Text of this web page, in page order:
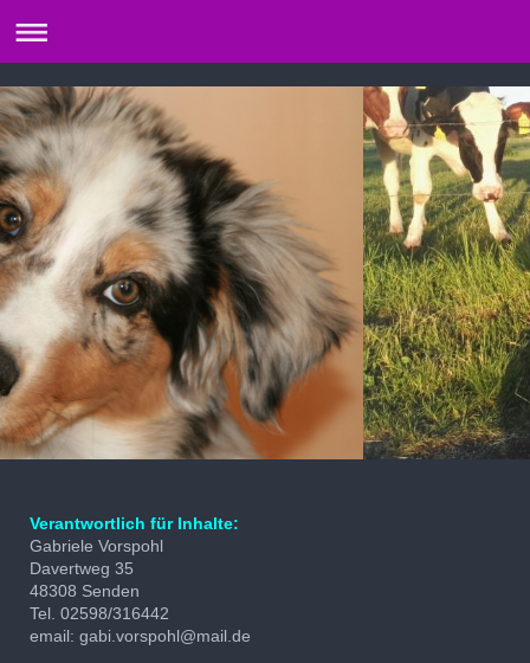
Verantwortlich für Inhalte:
Gabriele Vorspohl
Davertweg 35
48308 Senden
Tel. 02598/316442
email: gabi.vorspohl@mail.de